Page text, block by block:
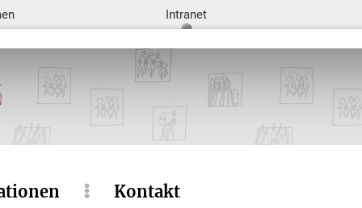
Intranet
Kontakt